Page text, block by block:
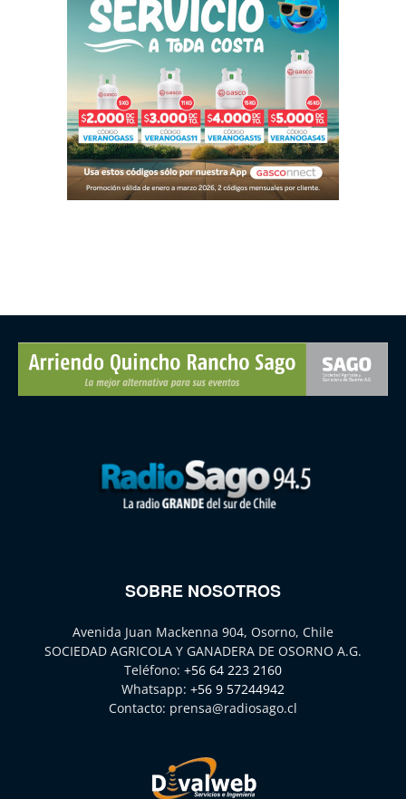
SOBRE NOSOTROS
Avenida Juan Mackenna 904, Osorno, Chile
SOCIEDAD AGRICOLA Y GANADERA DE OSORNO A.G.
Teléfono: +56 64 223 2160
Whatsapp: +56 9 57244942
Contacto: prensa@radiosago.cl